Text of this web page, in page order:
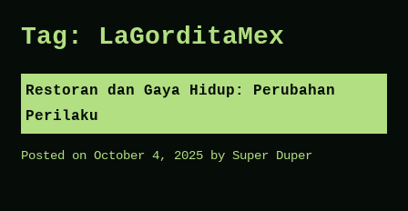
Tag: LaGorditaMex
Restoran dan Gaya Hidup: Perubahan
Perilaku
Posted on October 4, 2025 by Super Duper